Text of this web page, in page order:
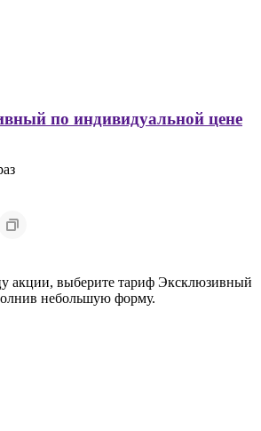
по индивидуальной цене
акции, выберите тариф Эксклюзивный
небольшую форму.